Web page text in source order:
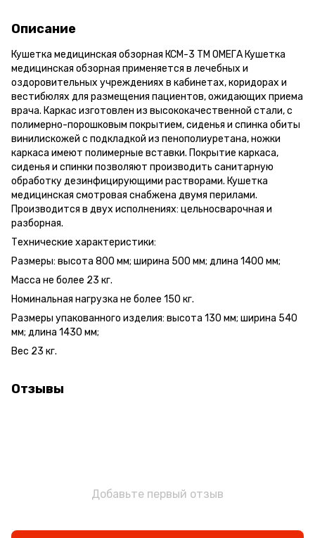
Описание
Кушетка медицинская обзорная КСМ-3 ТМ ОМЕГА Кушетка
медицинская обзорная применяется в лечебных и
оздоровительных учреждениях в кабинетах, коридорах и
вестибюлях для размещения пациентов, ожидающих приема
врача. Каркас изготовлен из высококачественной стали, с
полимерно-порошковым покрытием, сиденья и спинка обиты
винилискожей с подкладкой из пенополиуретана, ножки
каркаса имеют полимерные вставки. Покрытие каркаса,
сиденья и спинки позволяют производить санитарную
обработку дезинфицирующими растворами. Кушетка
медицинская смотровая снабжена двумя перилами.
Производится в двух исполнениях: цельносварочная и
разборная.
Технические характеристики:
Размеры: высота 800 мм; ширина 500 мм; длина 1400 мм;
Масса не более 23 кг.
Номинальная нагрузка не более 150 кг.
Размеры упакованного изделия: высота 130 мм; ширина 540
мм; длина 1430 мм;
Вес 23 кг.
Отзывы
Добавьте первый отзыв